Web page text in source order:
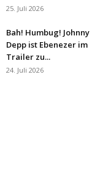
25. Juli 2026
Bah! Humbug! Johnny
Depp ist Ebenezer im
Trailer zu...
24. Juli 2026